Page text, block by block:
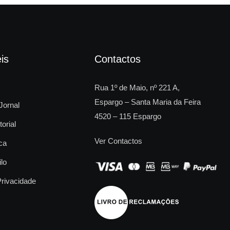
Contactos
Rua 1º de Maio, nº 221 A,
Espargo – Santa Maria da Feira
4520 – 115 Espargo
Ver Contactos